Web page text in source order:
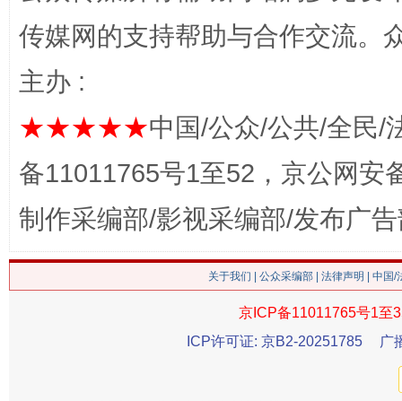
这是一记警钟！ 谢
传媒网的支持帮助与合作交流。
主办 :
★★★★★中国/公众/公共/全民/
备11011765号1至52，京公网安
制作采编部/影视采编部/发布广
关于我们 公众采编部 法律声明 | 中国
京ICP备11011765号1至
ICP许可证: 京B2-20251785
广